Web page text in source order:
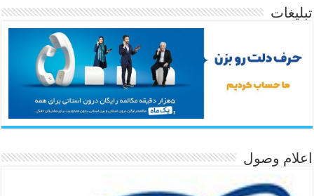
تبلیغات
اعلام وصول